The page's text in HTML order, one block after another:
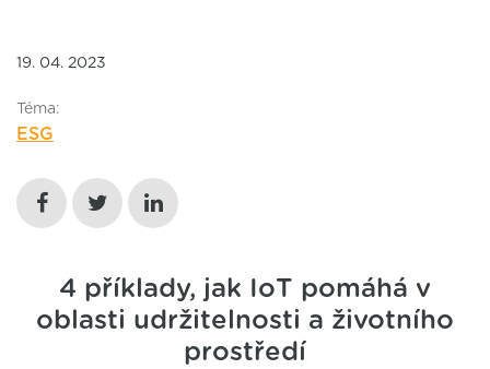
19. 04. 2023
Téma:
ESG
4 příklady, jak IoT pomáhá v
oblasti udržitelnosti a životního
prostředí